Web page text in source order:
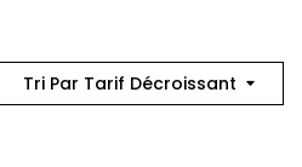
Tri Par Tarif Décroissant